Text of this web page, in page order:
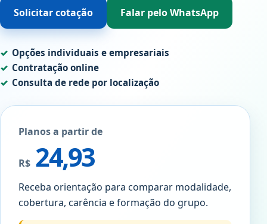
Solicitar cotação Falar pelo WhatsApp
Opções individuais e empresariais
Contratação online
Consulta de rede por localização
Planos a partir de
R$ 24,93
Receba orientação para comparar modalidade,
cobertura, carência e formação do grupo.